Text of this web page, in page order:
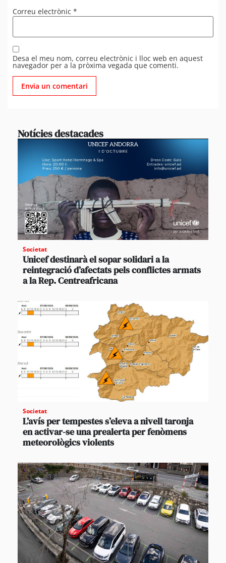
Correu electrònic *
Desa el meu nom, correu electrònic i lloc web en aquest
navegador per a la pròxima vegada que comenti.
Notícies destacades
Societat
Unicef destinarà el sopar solidari a la
reintegració d’afectats pels conflictes armats
a la Rep. Centreafricana
Societat
L’avís per tempestes s’eleva a nivell taronja
en activar-se una prealerta per fenòmens
meteorològics violents